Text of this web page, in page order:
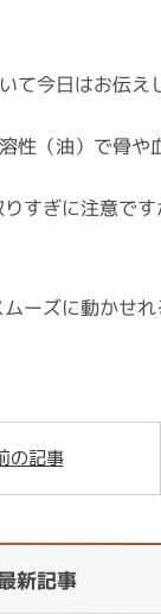
て今日はお伝え
性（油）で骨や
すぎに注意で
ーズに動かせ
の記事
新記事